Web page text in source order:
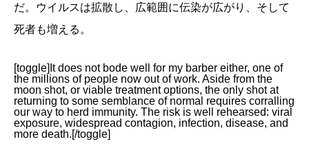
だ。ウイルスは拡散し、広範囲に伝染が広がり、そして
死者も増える。
[toggle]It does not bode well for my barber either, one of
the millions of people now out of work. Aside from the
moon shot, or viable treatment options, the only shot at
returning to some semblance of normal requires corralling
our way to herd immunity. The risk is well rehearsed: viral
exposure, widespread contagion, infection, disease, and
more death.[/toggle]